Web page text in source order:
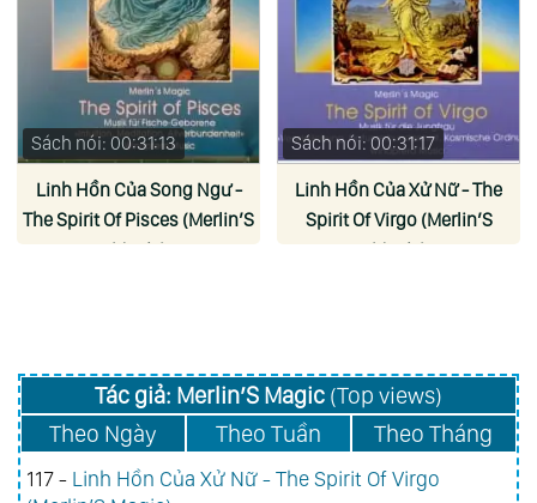
Sách nói: 00:31:13
Linh Hồn Của Song Ngư -
The Spirit Of Pisces (Merlin’S
Magic)
Sách nói: 00:31:17
Linh Hồn Của Xử Nữ - The
Spirit Of Virgo (Merlin’S
Magic)
Tác giả: Merlin’S Magic(Top views)
Theo Ngày
Theo Tuần Theo Tháng
117 - Linh Hồn Của Xử Nữ - The Spirit Of Virgo